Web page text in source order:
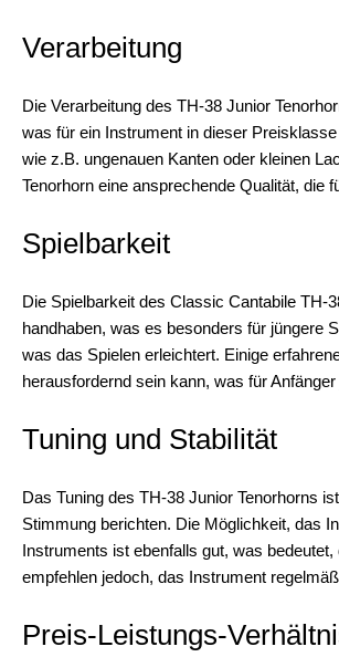
Verarbeitung
Die Verarbeitung des TH-38 Junior
was für ein Instrument in dieser
wie z.B. ungenauen Kanten oder kleinen
Tenorhorn eine ansprechende Qualität, die
Spielbarkeit
Die Spielbarkeit des Classic Cantabile
handhaben, was es besonders für jüngere
was das Spielen erleichtert. Einige
herausfordernd sein kann, was für
Tuning und Stabilität
Das Tuning des TH-38 Junior Tenorhorns
Stimmung berichten. Die Möglichkeit, das
Instruments ist ebenfalls gut, was
empfehlen jedoch, das Instrument
Preis-Leistungs-